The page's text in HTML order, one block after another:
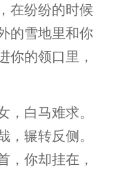
在纷纷的时候
的雪地里和你
你的领口里，
白马难求。
辗转反侧。
，你却挂在，